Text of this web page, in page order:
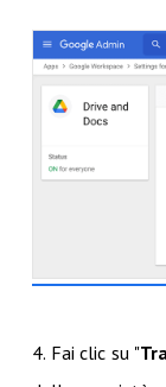
4. Fai clic su "